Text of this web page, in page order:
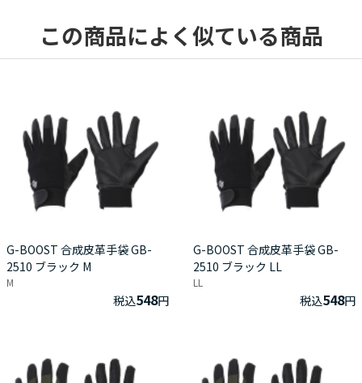
この商品によく似ている商品
G-BOOST 合成皮革手袋 GB-
2510 ブラック M
M
税込548円
G-BOOST 合成皮革手袋 GB-
2510 ブラック LL
LL
税込548円